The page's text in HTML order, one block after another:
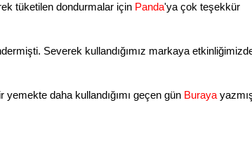
tüketilen dondurmalar için Panda'ya çok teşekkür
Severek kullandığımız markaya
daha kullandığımı geçen gün Buraya